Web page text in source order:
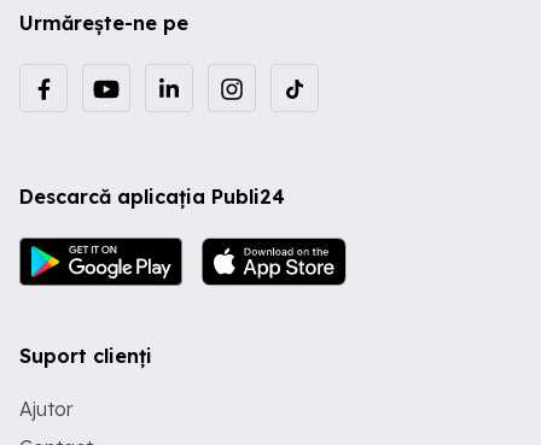
Urmărește-ne pe
Descarcă aplicația Publi24
Suport clienți
Ajutor